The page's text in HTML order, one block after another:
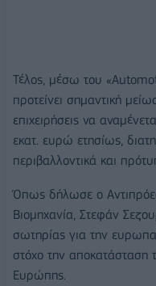
Τέλος, μέσω του
προτείνει σημαντική
επιχειρήσεις να
εκατ. ευρώ ετησίως,
περιβαλλοντικά και
Όπως δήλωσε ο
Βιομηχανία, Στεφάν
σωτηρίας για την
στόχο την αποκατάσταση
Ευρώπης.